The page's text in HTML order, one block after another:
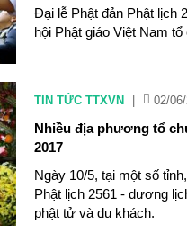
Đại lễ Phật đản Phật lịch
hội Phật giáo Việt Nam
TIN TỨC TTXVN 02/
Nhiều địa phương tổ
2017
Ngày 10/5, tại một số
Phật lịch 2561 - dương
phật tử và du khách.